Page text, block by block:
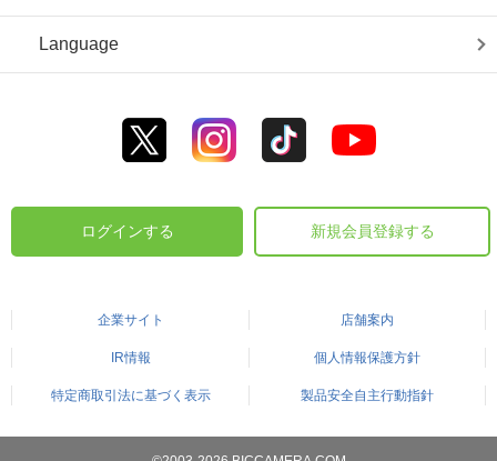
Language
ログインする 新規会員登録する
企業サイト 店舗案内
IR情報 個人情報保護方針
特定商取引法に基づく表示 製品安全自主行動指針